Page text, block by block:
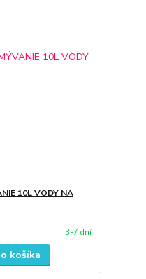
10L VODY NA
3-7 dní
košíka